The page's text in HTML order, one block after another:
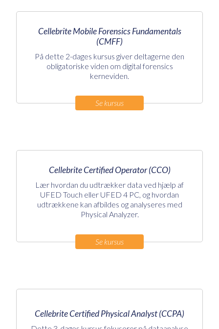
Cellebrite Mobile Forensics Fundamentals
(CMFF)
På dette 2-dages kursus giver deltagerne den
obligatoriske viden om digital forensics
kerneviden.
Se kursus
Cellebrite Certified Operator (CCO)
Lær hvordan du udtrækker data ved hjælp af
UFED Touch eller UFED 4 PC, og hvordan
udtrækkene kan afbildes og analyseres med
Physical Analyzer.
Se kursus
Cellebrite Certified Physical Analyst (CCPA)